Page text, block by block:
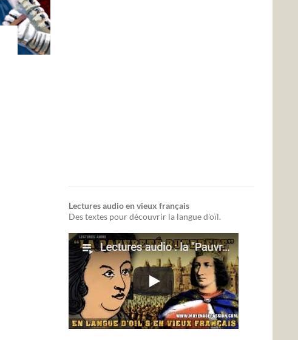
Lectures audio en vieux français
Des textes pour découvrir la langue d'oïl.